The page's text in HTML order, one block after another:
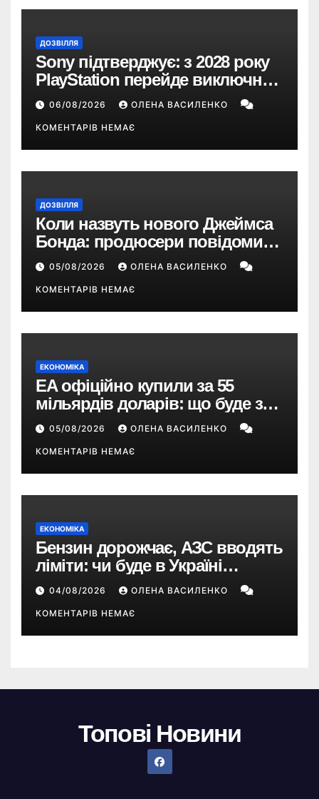
ДОЗВІЛЛЯ
Sony підтверджує: з 2028 року
PlayStation перейде виключно
на цифрові ігри
06/08/2026 ОЛЕНА ВАСИЛЕНКО
КОМЕНТАРІВ НЕМАЄ
ДОЗВІЛЛЯ
Коли назвуть нового Джеймса
Бонда: продюсери повідомили
про терміни кастингу
05/08/2026 ОЛЕНА ВАСИЛЕНКО
КОМЕНТАРІВ НЕМАЄ
ЕКОНОМІКА
EA офіційно купили за 55
мільярдів доларів: що буде з
EA Sports FC, Battlefield і The
Sims
05/08/2026 ОЛЕНА ВАСИЛЕНКО
КОМЕНТАРІВ НЕМАЄ
ЕКОНОМІКА
Бензин дорожчає, АЗС вводять
ліміти: чи буде в Україні
дефіцит пального
04/08/2026 ОЛЕНА ВАСИЛЕНКО
КОМЕНТАРІВ НЕМАЄ
Топові Новини